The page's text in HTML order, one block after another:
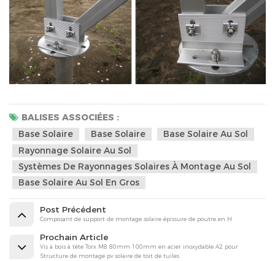
BALISES ASSOCIÉES :
Base Solaire
Base Solaire
Base Solaire Au Sol
Rayonnage Solaire Au Sol
Systèmes De Rayonnages Solaires À Montage Au Sol
Base Solaire Au Sol En Gros
Post Précédent
Composant de support de montage solaire épissure de poutre en H
Prochain Article
Vis à bois à tête Torx M8 80mm 100mm en acier inoxydable A2 pour
Structure de montage pv solaire de toit de tuiles